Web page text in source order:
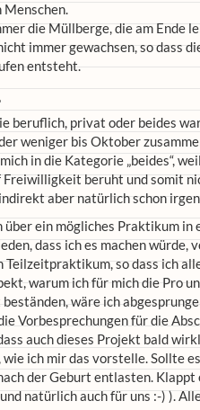
Menschen.
die Müllberge, die am Ende
immer gewachsen, so dass
entsteht.
beruflich, privat oder beides
weniger bis Oktober
in die Kategorie „beides“,
beruht und somit
aber natürlich schon
über ein mögliches Praktikum in
dass ich es machen würde,
Teilzeitpraktikum, so dass ich
warum ich für mich die Pro
wäre ich
Vorbesprechungen für die
auch dieses Projekt bald
wie ich mir das vorstelle. Sollte
der Geburt entlasten.
natürlich auch für uns :-) ).